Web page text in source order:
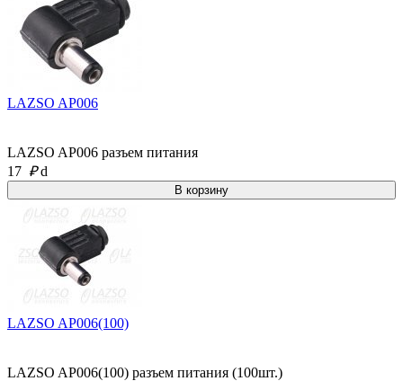
LAZSO AP006
LAZSO AP006 разъем питания
17 ₽ d
LAZSO AP006(100)
LAZSO AP006(100) разъем питания (100шт.)